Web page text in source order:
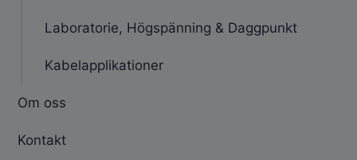
Laboratorie, Högspänning & Daggpunkt
Kabelapplikationer
Om oss
Kontakt